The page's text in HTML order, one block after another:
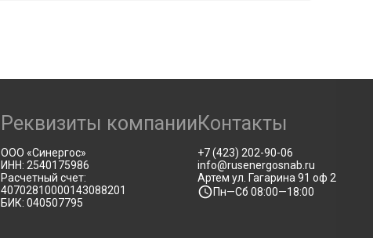
Реквизиты компании
ООО «Синергос»
ИНН: 2540175986
Расчетный счет:
40702810000143088201
БИК: 040507795
Контакты
+7 (423) 202-90-06
info@rusenergosnab.ru
Артем ул. Гагарина 91 оф 2
Пн—Сб 08:00—18:00